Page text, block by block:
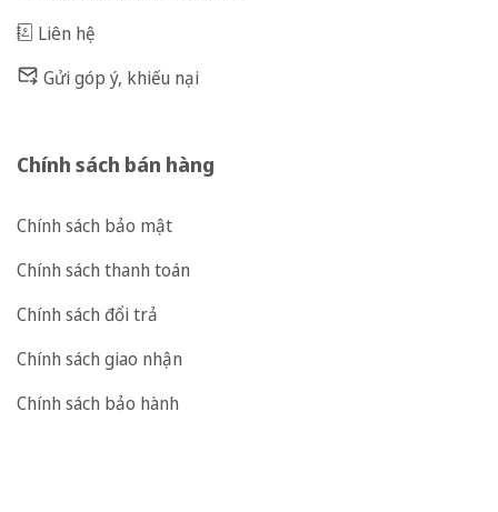
Liên hệ
Gửi góp ý, khiếu nại
Chính sách bán hàng
Chính sách bảo mật
Chính sách thanh toán
Chính sách đổi trả
Chính sách giao nhận
Chính sách bảo hành